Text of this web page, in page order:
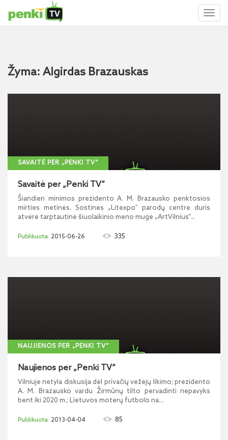
Žyma: Algirdas Brazauskas
SAVAITĖ PER „PENKI TV“
Savaitė per „Penki TV“
Šiandien minimos prezidento A. M. Brazausko penktosios
mirties metinės. Sostinės „Litexpo“ parodų centre duris
atvėrė tarptautinė šiuolaikinio meno mugė „ArtVilnius“...
2015-06-26 335
NAUJIENOS PER „PENKI TV“
Naujienos per „Penki TV“
Vilniuje netyla diskusija dėl privačių vežėjų likimo; prezidento
A. M. Brazausko vardu Žirmūnų tilto pervadinti nepavyks
bent iki 2020 m.; Lietuvos moterų futbolo na...
2013-04-04 85